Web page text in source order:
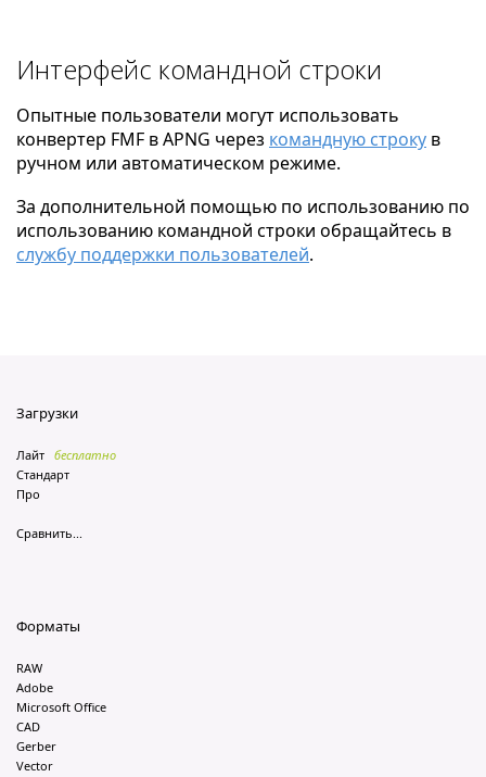
Интерфейс командной строки
Опытные пользователи могут использовать
конвертер FMF в APNG через командную строку в
ручном или автоматическом режиме.
За дополнительной помощью по использованию по
использованию командной строки обращайтесь в
службу поддержки пользователей.
Загрузки
Лайт бесплатно
Стандарт
Про
Сравнить...
Форматы
RAW
Adobe
Microsoft Office
CAD
Gerber
Vector